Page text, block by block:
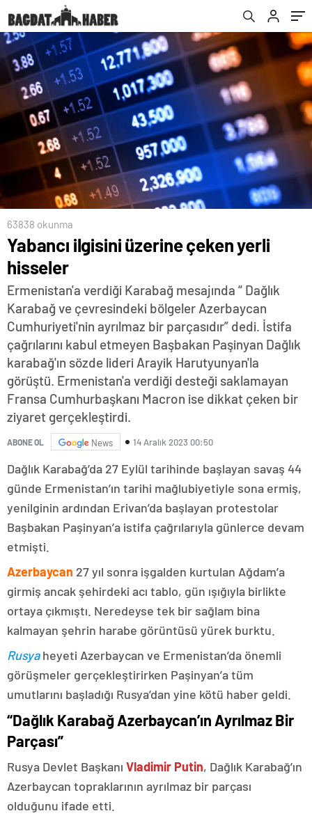
63838 okunma
Yabancı ilgisini üzerine çeken yerli
hisseler
Ermenistan'a verdiği Karabağ mesajında “ Dağlık
Karabağ ve çevresindeki bölgeler Azerbaycan
Cumhuriyeti'nin ayrılmaz bir parçasıdır” dedi. İstifa
çağrılarını kabul etmeyen Başbakan Paşinyan Dağlık
karabağ'ın sözde lideri Arayik Harutyunyan'la
görüştü. Ermenistan'a verdiği desteği saklamayan
Fransa Cumhurbaşkanı Macron ise dikkat çeken bir
ziyaret gerçekleştirdi.
ABONE OL News 14 Aralık 2023 00:50
Dağlık Karabağ’da 27 Eylül tarihinde başlayan savaş 44
günde Ermenistan’ın tarihi mağlubiyetiyle sona ermiş,
yenilginin ardından Erivan’da başlayan protestolar
Başbakan Paşinyan’a istifa çağrılarıyla günlerce devam
etmişti.
Azerbaycan 27 yıl sonra işgalden kurtulan Ağdam’a
girmiş ancak şehirdeki acı tablo, gün ışığıyla birlikte
ortaya çıkmıştı. Neredeyse tek bir sağlam bina
kalmayan şehrin harabe görüntüsü yürek burktu.
Rusyaheyeti Azerbaycan ve Ermenistan’da önemli
görüşmeler gerçekleştirirken Paşinyan’a tüm
umutlarını başladığı Rusya’dan yine kötü haber geldi.
“Dağlık Karabağ Azerbaycan’ın Ayrılmaz Bir
Parçası”
Rusya Devlet Başkanı Vladimir Putin, Dağlık Karabağ’ın
Azerbaycan topraklarının ayrılmaz bir parçası
olduğunu ifade etti.